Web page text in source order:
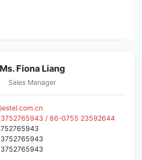
Ms. Fiona Liang
Sales Manager
/ 86-0755 23592644